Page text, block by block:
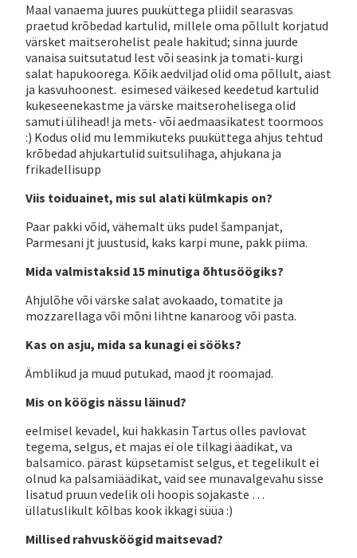
Maal vanaema juures puuküttega pliidil searasvas
praetud krõbedad kartulid, millele oma põllult korjatud
värsket maitserohelist peale hakitud; sinna juurde
vanaisa suitsutatud lest või seasink ja tomati-kurgi
salat hapukoorega. Kõik aedviljad olid oma põllult, aiast
ja kasvuhoonest. esimesed väikesed keedetud kartulid
kukeseenekastme ja värske maitserohelisega olid
samuti ülihead! ja mets- või aedmaasikatest toormoos
:) Kodus olid mu lemmikuteks puuküttega ahjus tehtud
krõbedad ahjukartulid suitsulihaga, ahjukana ja
frikadellisupp
Viis toiduainet, mis sul alati külmkapis on?
Paar pakki võid, vähemalt üks pudel šampanjat,
Parmesani jt juustusid, kaks karpi mune, pakk piima.
Mida valmistaksid 15 minutiga õhtusöögiks?
Ahjulõhe või värske salat avokaado, tomatite ja
mozzarellaga või mõni lihtne kanaroog või pasta.
Kas on asju, mida sa kunagi ei sööks?
Ämblikud ja muud putukad, maod jt roomajad.
Mis on köögis nässu läinud?
eelmisel kevadel, kui hakkasin Tartus olles pavlovat
tegema, selgus, et majas ei ole tilkagi äädikat, va
balsamico. pärast küpsetamist selgus, et tegelikult ei
olnud ka palsamiäädikat, vaid see munavalgevahu sisse
lisatud pruun vedelik oli hoopis sojakaste …
üllatuslikult kõlbas kook ikkagi süüa :)
Millised rahvusköögid maitsevad?